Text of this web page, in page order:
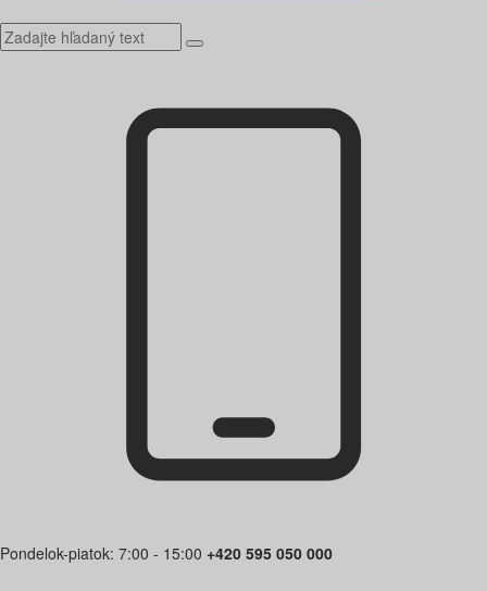
Pondelok-piatok: 7:00 - 15:00 +420 595 050 000